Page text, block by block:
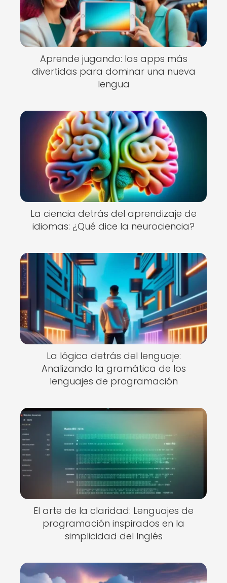
Aprende jugando: las apps más
divertidas para dominar una nueva
lengua
La ciencia detrás del aprendizaje de
idiomas: ¿Qué dice la neurociencia?
La lógica detrás del lenguaje:
Analizando la gramática de los
lenguajes de programación
El arte de la claridad: Lenguajes de
programación inspirados en la
simplicidad del Inglés